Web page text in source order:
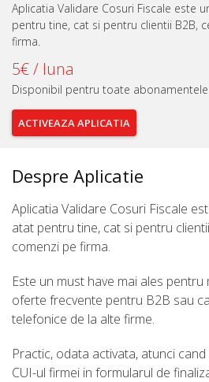
Aplicatia Validare Cosuri Fiscale este
pentru tine, cat si pentru clientii B2B,
firma.
5€ / luna
Disponibil pentru toate abonamentele
ACTIVEAZAAPLICATIA
Despre Aplicatie
Aplicatia Validare Cosuri Fiscale
atat pentru tine, cat si pentru
comenzi pe firma.
Este un must have mai ales pentru
oferte frecvente pentru B2B sau
telefonice de la alte firme.
Practic, odata activata, atunci
CUI-ul firmei in formularul de